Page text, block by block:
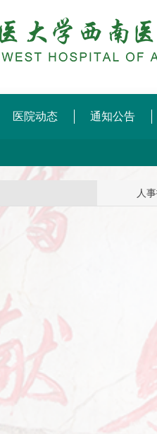
医院动态 通知公告
人